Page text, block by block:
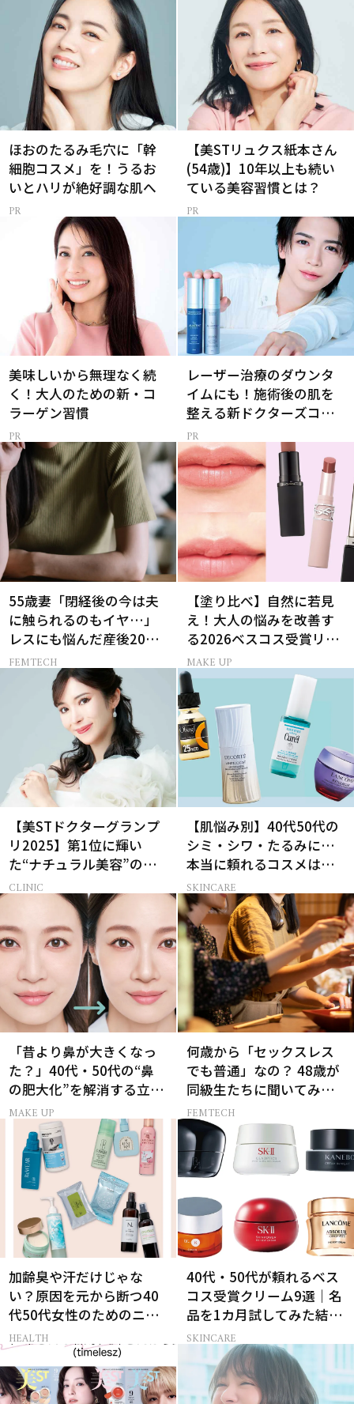
ほおのたるみ毛穴に「幹
細胞コスメ」を！うるお
いとハリが絶好調な肌へ
【美STリュクス紙本さん
(54歳)】10年以上も続い
ている美容習慣とは？
美味しいから無理なく続
く！大人のための新・コ
ラーゲン習慣
レーザー治療のダウンタ
イムにも！施術後の肌を
整える新ドクターズコス
メ
55歳妻「閉経後の今は夫
に触られるのもイヤ…」
レスにも悩んだ産後20年
の葛藤
FEMTECH
【塗り比べ】自然に若見
え！大人の悩みを改善す
る2026ベスコス受賞リッ
プTOP3
MAKE UP
【美STドクターグランプ
リ2025】第1位に輝い
た“ナチュラル美容”の名
医とは？
CLINIC
【肌悩み別】40代50代の
シミ・シワ・たるみに…
本当に頼れるコスメは？
ベスコス受賞スキンケア
21選
SKINCARE
「昔より鼻が大きくなっ
た？」40代・50代の“鼻
の肥大化”を解消する立体
小鼻メイク
MAKE UP
何歳から「セックスレス
でも普通」なの？ 48歳が
同級生たちに聞いてみた
ら…
FEMTECH
加齢臭や汗だけじゃな
い？原因を元から断つ40
代50代女性のためのニオ
イケア
HEALTH
40代・50代が頼れるベス
コス受賞クリーム9選｜名
品を1カ月試してみた結果
は？
SKINCARE